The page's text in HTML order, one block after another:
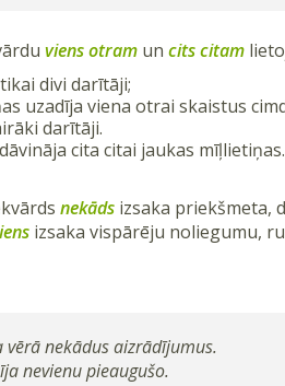
viens otram un cits citam
divi darītāji;
uzadīja viena otrai skaistus
darītāji.
cita citai jaukas mīļlietiņas.
nekāds izsaka priekšmeta,
izsaka vispārēju noliegumu,
vērā nekādus aizrādījumus.
nevienu pieaugušo.